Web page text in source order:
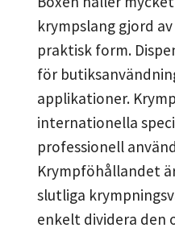
krympslang gjord
praktisk form.
för
applikationer.
internationella
professionell
Krympföhållandet
slutliga
enkelt dividera den